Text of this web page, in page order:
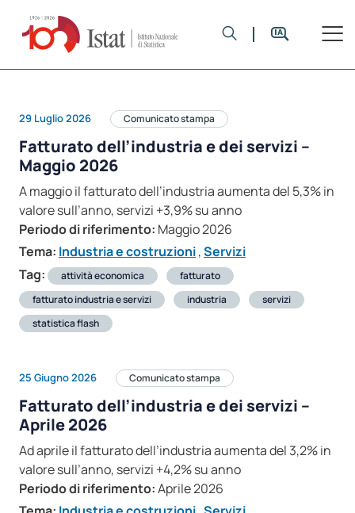
29 Luglio 2026 Comunicato stampa
Fatturato dell’industria e dei servizi –
Maggio 2026
A maggio il fatturato dell’industria aumenta del 5,3% in
valore sull’anno, servizi +3,9% su anno
Periodo di riferimento: Maggio 2026
Tema: Industria e costruzioni,Servizi
Tag:
attività economica
fatturato
fatturato industria e servizi
industria
servizi
statistica flash
25 Giugno 2026 Comunicato stampa
Fatturato dell’industria e dei servizi –
Aprile 2026
Ad aprile il fatturato dell’industria aumenta del 3,2% in
valore sull’anno, servizi +4,2% su anno
Periodo di riferimento:Aprile 2026